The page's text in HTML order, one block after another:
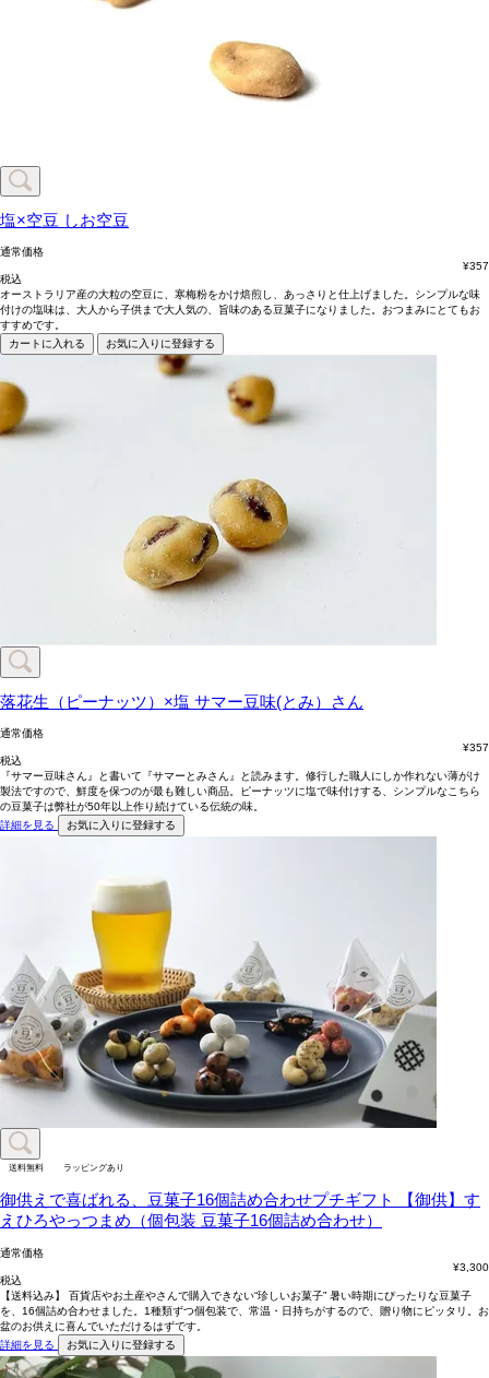
塩×空豆 しお空豆
通常価格
¥357
税込
オーストラリア産の大粒の空豆に、寒梅粉をかけ焙煎し、あっさりと仕上げました。シンプルな味
付けの塩味は、大人から子供まで大人気の、旨味のある豆菓子になりました。おつまみにとてもお
すすめです。
カートに入れる
お気に入りに登録する
落花生（ピーナッツ）×塩 サマー豆味(とみ）さん
通常価格
¥357
税込
『サマー豆味さん』と書いて『サマーとみさん』と読みます。修行した職人にしか作れない薄がけ
製法ですので、鮮度を保つのが最も難しい商品。ピーナッツに塩で味付けする、シンプルなこちら
の豆菓子は弊社が50年以上作り続けている伝統の味。
詳細を見る
お気に入りに登録する
送料無料 ラッピングあり
御供えで喜ばれる、豆菓子16個詰め合わせプチギフト
【御供】す
えひろやっつまめ（個包装 豆菓子16個詰め合わせ）
通常価格
¥3,300
税込
【送料込み】 百貨店やお土産やさんで購入できない“珍しいお菓子” 暑い時期にぴったりな豆菓子
を、16個詰め合わせました。1種類ずつ個包装で、常温・日持ちがするので、贈り物にピッタリ。お
盆のお供えに喜んでいただけるはずです。
詳細を見る
お気に入りに登録する